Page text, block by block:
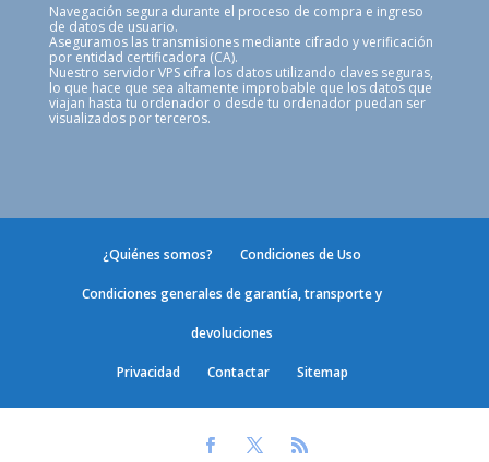
Navegación segura durante el proceso de compra e ingreso
de datos de usuario.
Aseguramos las transmisiones mediante cifrado y verificación
por entidad certificadora (CA).
Nuestro servidor VPS cifra los datos utilizando claves seguras,
lo que hace que sea altamente improbable que los datos que
viajan hasta tu ordenador o desde tu ordenador puedan ser
visualizados por terceros.
¿Quiénes somos? Condiciones de Uso
Condiciones generales de garantía, transporte y
devoluciones
Privacidad Contactar Sitemap